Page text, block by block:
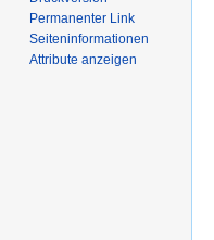
Permanenter Link
Seiten­­informationen
Attribute anzeigen